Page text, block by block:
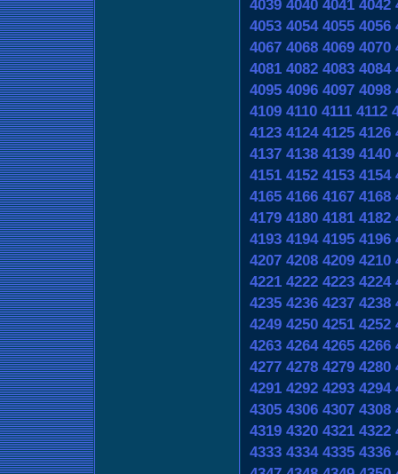
4039 4040 4041 4042
4053 4054 4055 4056
4067 4068 4069 4070
4081 4082 4083 4084
4095 4096 4097 4098
4109 4110 4111 4112
4123 4124 4125 4126
4137 4138 4139 4140
4151 4152 4153 4154
4165 4166 4167 4168
4179 4180 4181 4182
4193 4194 4195 4196
4207 4208 4209 4210
4221 4222 4223 4224
4235 4236 4237 4238
4249 4250 4251 4252
4263 4264 4265 4266
4277 4278 4279 4280
4291 4292 4293 4294
4305 4306 4307 4308
4319 4320 4321 4322
4333 4334 4335 4336